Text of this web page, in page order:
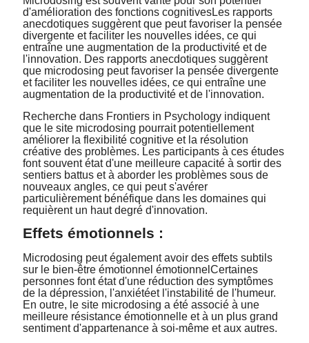
d'amélioration desfonctions cognitivesLes rapports
anecdotiques suggèrent que peut favoriser la pensée
divergente et faciliter les nouvelles idées, ce qui
entraîne une augmentation de la productivité et de
l'innovation. Des rapports anecdotiques suggèrent
que microdosing peut favoriser la pensée divergente
et faciliter les nouvelles idées, ce qui entraîne une
augmentation de la productivité et de l'innovation.
Recherche dans Frontiers in Psychology indiquent
que le site microdosing pourrait potentiellement
améliorer la flexibilité cognitive et la résolution
créative des problèmes. Les participants à ces études
font souvent état d'une meilleure capacité à sortir des
sentiers battus et à aborder les problèmes sous de
nouveaux angles, ce qui peut s'avérer
particulièrement bénéfique dans les domaines qui
requièrent un haut degré d'innovation.
Effets émotionnels :
Microdosing peut également avoir des effets subtils
sur le bien-être émotionnel émotionnelCertaines
personnes font état d'une réduction des symptômes
de la dépression, l'anxiétéet l'instabilité de l'humeur.
En outre, le site microdosing a été associé à une
meilleure résistance émotionnelle et à un plus grand
sentiment d'appartenance à soi-même et aux autres.